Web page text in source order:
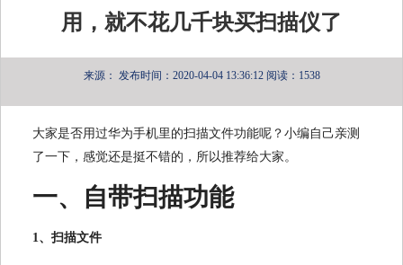
用，就不花几千块买扫描仪了
来源： 发布时间：2020-04-04 13:36:12 阅读：1538
大家是否用过华为手机里的扫描文件功能呢？小编自己亲测
了一下，感觉还是挺不错的，所以推荐给大家。
一、自带扫描功能
1、扫描文件